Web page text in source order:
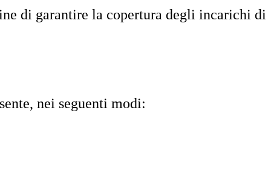
di garantire la copertura degli incarichi di
nei seguenti modi: